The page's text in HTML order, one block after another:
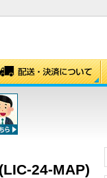
24-MAP)